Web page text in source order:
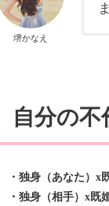
堺かなえ
自分の
・独身（あなた）x
・独身（相手）x既